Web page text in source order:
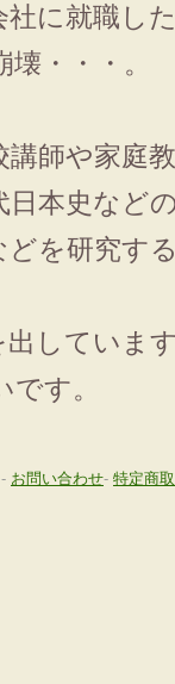
社に就職し
・・・。
講師や家庭
日本史など
どを研究す
出していま
す。
- お問い合わせ- 特定商